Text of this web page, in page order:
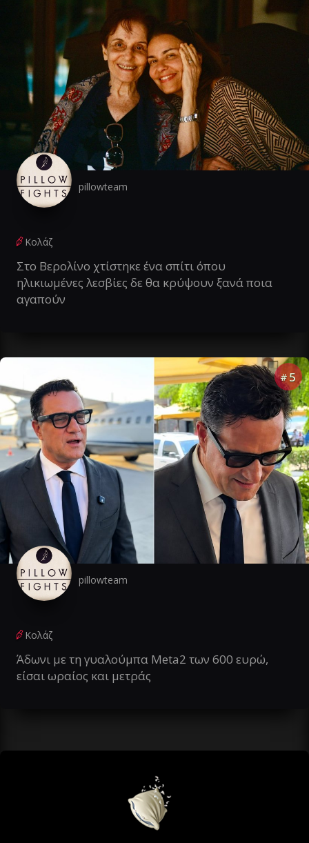
pillowteam
Κολάζ
Στο Βερολίνο χτίστηκε ένα σπίτι όπου
ηλικιωμένες λεσβίες δε θα κρύψουν ξανά ποια
αγαπούν
# 5
pillowteam
Κολάζ
Άδωνι με τη γυαλούμπα Meta2 των 600 ευρώ,
είσαι ωραίος και μετράς